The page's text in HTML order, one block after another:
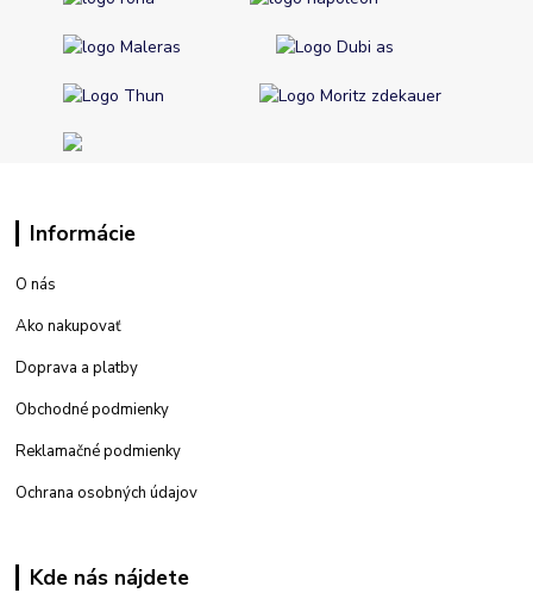
Informácie
O nás
Ako nakupovať
Doprava a platby
Obchodné podmienky
Reklamačné podmienky
Ochrana osobných údajov
Kde nás nájdete